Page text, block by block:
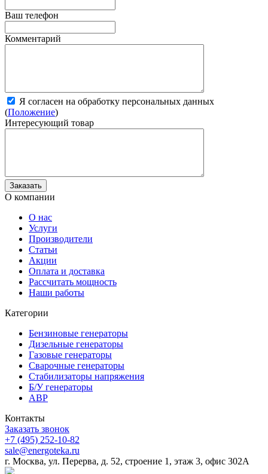
Ваш телефон
Комментарий
Я согласен на обработку персональных данных
(Положение)
Интересующий товар
О компании
О нас
Услуги
Производители
Статьи
Акции
Оплата и доставка
Рассчитать мощность
Наши работы
Категории
Бензиновые генераторы
Дизельные генераторы
Газовые генераторы
Сварочные генераторы
Стабилизаторы напряжения
Б/У генераторы
АВР
Контакты
Заказать звонок
+7 (495) 252-10-82
sale@energoteka.ru
г. Москва, ул. Перерва, д. 52, строение 1, этаж 3, офис 302А